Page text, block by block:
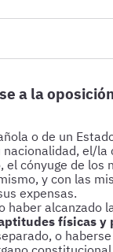
a la
o de un
el/la
cónyuge de
y con las
expensas.
haber alcanzado
físicas y
o